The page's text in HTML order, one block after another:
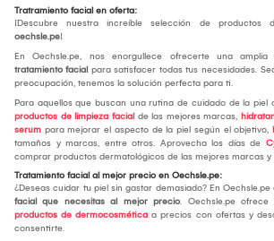
Tratramiento facial en oferta:
¡Descubre nuestra increíble selección de productos
oechsle.pe!
En Oechsle.pe, nos enorgullece ofrecerte una
tratamiento facial para satisfacer todas tus necesidades.
preocupación, tenemos la solución perfecta para ti.
Para aquellos que buscan una rutina de cuidado de la piel
productos de limpieza facial de las mejores marcas,
serum para mejorar el aspecto de la piel según el objetivo,
tamaños y marcas, entre otros. Aprovecha los días de
comprar productos dermatológicos de las mejores marcas y
Tratamiento facial al mejor precio en Oechsle.pe:
¿Deseas cuidar tu piel sin gastar demasiado? En
facial que necesitas al mejor precio. Oechsle.pe
productos de dermocosmética a precios con ofertas y
consentirte.